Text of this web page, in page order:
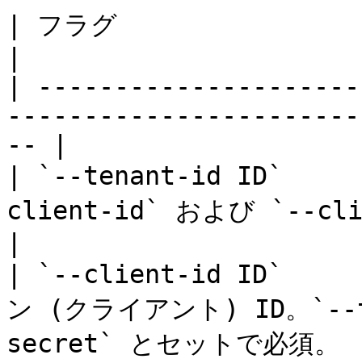
| フラグ
|
-- |
| `--tenant-id ID`
client-id` および `--
| `--client-id ID`
ン (クライアント) ID
secret` とセットで必須。